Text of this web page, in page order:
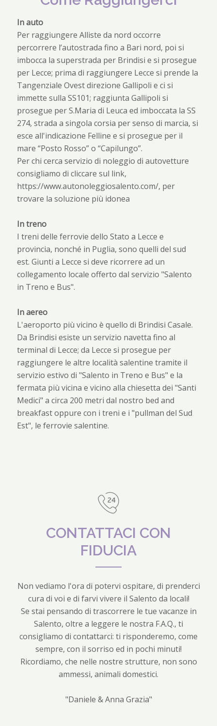
In auto
Per raggiungere Alliste da nord occorre
percorrere l’autostrada fino a Bari nord, poi si
imbocca la superstrada per Brindisi e si prosegue
per Lecce; prima di raggiungere Lecce si prende la
Tangenziale Ovest direzione Gallipoli e ci si
immette sulla SS101; raggiunta Gallipoli si
prosegue per S.Maria di Leuca ed imboccata la SS
274, strada a singola corsia per senso di marcia, si
esce all'indicazione Felline e si prosegue per il
mare “Posto Rosso” o “Capilungo”.
Per chi cerca servizio di noleggio di autovetture
consigliamo di cliccare sul link,
https://www.autonoleggiosalento.com/, per
trovare la soluzione più idonea
In treno
I treni delle ferrovie dello Stato a Lecce e
provincia, nonché in Puglia, sono quelli del sud
est. Giunti a Lecce si deve ricorrere ad un
collegamento locale offerto dal servizio "Salento
in Treno e Bus".
In aereo
L'aeroporto più vicino è quello di Brindisi Casale.
Da Brindisi esiste un servizio navetta fino al
terminal di Lecce; da Lecce si prosegue per
raggiungere le altre località salentine tramite il
servizio estivo di "Salento in Treno e Bus" e la
fermata più vicina e vicino alla chiesetta dei "Santi
Medici" a circa 200 metri dal nostro bed and
breakfast oppure con i treni e i "pullman del Sud
Est", le ferrovie salentine.
CONTATTACI CON
FIDUCIA
Non vediamo l'ora di potervi ospitare, di prenderci
cura di voi e di farvi vivere il Salento da locali!
Se stai pensando di trascorrere le tue vacanze in
Salento, oltre a leggere le nostra F.A.Q., ti
consigliamo di contattarci: ti risponderemo, come
sempre, con il sorriso ed in pochi minuti!
Ricordiamo, che nelle nostre strutture, non sono
ammessi, animali domestici.
"Daniele & Anna Grazia"